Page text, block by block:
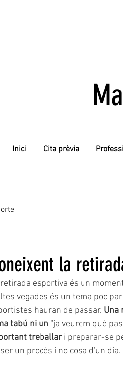
Inici Cita prèvia
la
esportiva és un
vegades és un tema poc
hauran de passar. Una
tabú ni un “ja veurem què
treballar i preparar-se
un procés i no cosa d'un dia.